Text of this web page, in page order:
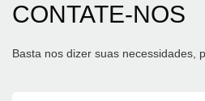
CONTATE-NOS
Basta nos dizer suas necessidades,